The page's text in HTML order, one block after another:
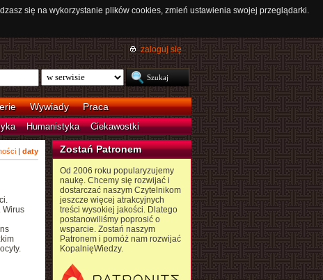
się na wykorzystanie plików cookies, zmień ustawienia swojej przeglądarki.
zaloguj się
Wywiady Praca
Humanistyka Ciekawostki
| daty
Wirus
Zostań Patronem
Od 2006 roku popularyzujemy
naukę. Chcemy się rozwijać i
dostarczać naszym Czytelnikom
jeszcze więcej atrakcyjnych
treści wysokiej jakości. Dlatego
postanowiliśmy poprosić o
wsparcie. Zostań naszym
Patronem i pomóż nam rozwijać
KopalnięWiedzy.